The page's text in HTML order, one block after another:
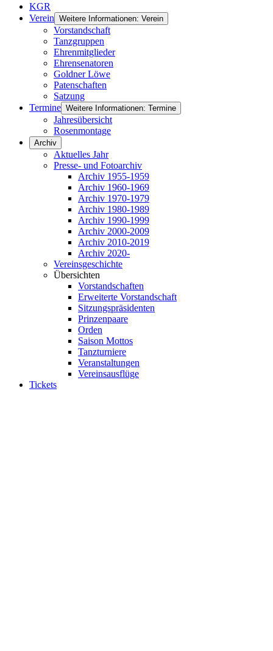
KGR
Verein Weitere Informationen: Verein
Vorstandschaft
Tanzgruppen
Ehrenmitglieder
Ehrensenatoren
Goldner Löwe
Patenschaften
Satzung
Termine Weitere Informationen: Termine
Jahresübersicht
Rosenmontage
Archiv
Aktuelles Jahr
Presse- und Fotoarchiv
Archiv 1955-1959
Archiv 1960-1969
Archiv 1970-1979
Archiv 1980-1989
Archiv 1990-1999
Archiv 2000-2009
Archiv 2010-2019
Archiv 2020-
Vereinsgeschichte
Übersichten
Vorstandschaften
Erweiterte Vorstandschaft
Sitzungspräsidenten
Prinzenpaare
Orden
Saison Mottos
Tanzturniere
Veranstaltungen
Vereinsausflüge
Tickets